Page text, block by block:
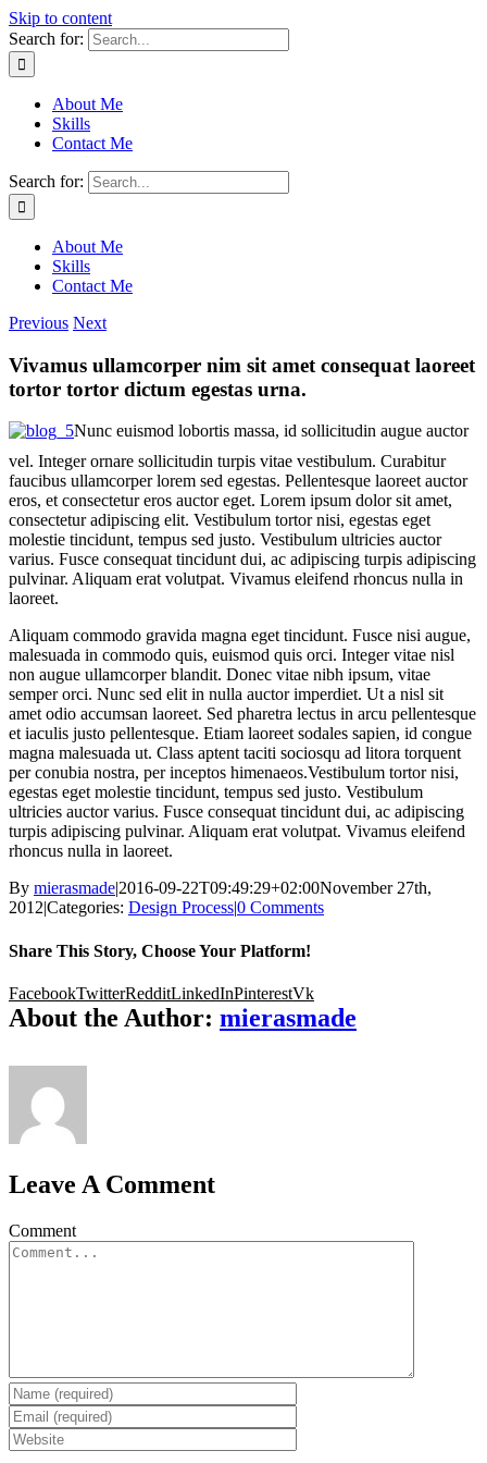
Skip to content
Search for:
About Me
Skills
Contact Me
Search for:
About Me
Skills
Contact Me
Previous Next
Vivamus ullamcorper nim sit amet consequat laoreet
tortor tortor dictum egestas urna.
Nunc euismod lobortis massa, id sollicitudin augue auctor
vel. Integer ornare sollicitudin turpis vitae vestibulum. Curabitur
faucibus ullamcorper lorem sed egestas. Pellentesque laoreet auctor
eros, et consectetur eros auctor eget. Lorem ipsum dolor sit amet,
consectetur adipiscing elit. Vestibulum tortor nisi, egestas eget
molestie tincidunt, tempus sed justo. Vestibulum ultricies auctor
varius. Fusce consequat tincidunt dui, ac adipiscing turpis adipiscing
pulvinar. Aliquam erat volutpat. Vivamus eleifend rhoncus nulla in
laoreet.
Aliquam commodo gravida magna eget tincidunt. Fusce nisi augue,
malesuada in commodo quis, euismod quis orci. Integer vitae nisl
non augue ullamcorper blandit. Donec vitae nibh ipsum, vitae
semper orci. Nunc sed elit in nulla auctor imperdiet. Ut a nisl sit
amet odio accumsan laoreet. Sed pharetra lectus in arcu pellentesque
et iaculis justo pellentesque. Etiam laoreet sodales sapien, id congue
magna malesuada ut. Class aptent taciti sociosqu ad litora torquent
per conubia nostra, per inceptos himenaeos.Vestibulum tortor nisi,
egestas eget molestie tincidunt, tempus sed justo. Vestibulum
ultricies auctor varius. Fusce consequat tincidunt dui, ac adipiscing
turpis adipiscing pulvinar. Aliquam erat volutpat. Vivamus eleifend
rhoncus nulla in laoreet.
By mierasmade|2016-09-22T09:49:29+02:00November 27th,
2012|Categories: Design Process|0 Comments
Share This Story, Choose Your Platform!
FacebookTwitterRedditLinkedInPinterestVk
About the Author: mierasmade
Leave A Comment
Comment